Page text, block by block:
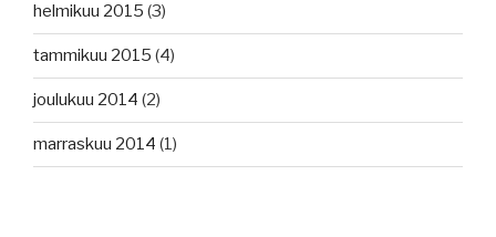
helmikuu 2015 (3)
tammikuu 2015 (4)
joulukuu 2014 (2)
marraskuu 2014 (1)